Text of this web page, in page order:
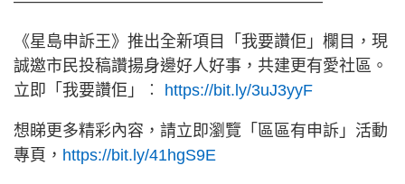
《星島申訴王》推出全新項目「我要讚佢」欄目，現
誠邀市民投稿讚揚身邊好人好事，共建更有愛社區。
立即「我要讚佢」︰ https://bit.ly/3uJ3yyF
想睇更多精彩內容，請立即瀏覽「區區有申訴」活動
專頁， https://bit.ly/41hgS9E